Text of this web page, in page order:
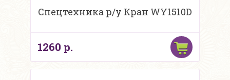
Спецтехника р/у Кран WY1510D
1260 р.